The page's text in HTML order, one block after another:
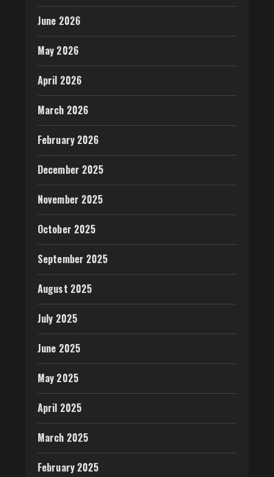
June 2026
May 2026
April 2026
March 2026
February 2026
December 2025
November 2025
October 2025
September 2025
August 2025
July 2025
June 2025
May 2025
April 2025
March 2025
February 2025